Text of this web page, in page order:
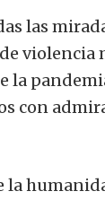
las
violencia
la
con
la